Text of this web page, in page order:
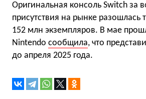
Оригинальная консоль Switch за
присутствия на рынке
152 млн экземпляров. В мае
Nintendo сообщила, что
до апреля 2025 года.